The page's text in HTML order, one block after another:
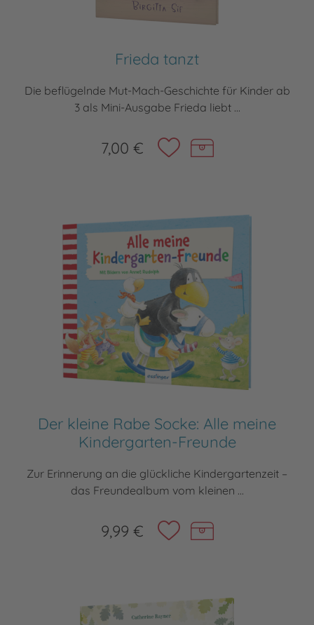
Frieda tanzt
Die beflügelnde Mut-Mach-Geschichte für Kinder ab
3 als Mini-Ausgabe Frieda liebt ...
7,00 €
Der kleine Rabe Socke: Alle meine
Kindergarten-Freunde
Zur Erinnerung an die glückliche Kindergartenzeit –
das Freundealbum vom kleinen ...
9,99 €